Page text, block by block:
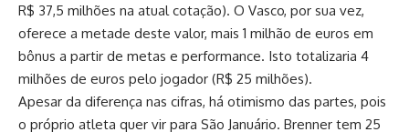
R$ 37,5 milhões na atual cotação). O Vasco, por sua vez,
oferece a metade deste valor, mais 1 milhão de euros em
bônus a partir de metas e performance. Isto totalizaria 4
milhões de euros pelo jogador (R$ 25 milhões).
Apesar da diferença nas cifras, há otimismo das partes, pois
o próprio atleta quer vir para São Januário. Brenner tem 25